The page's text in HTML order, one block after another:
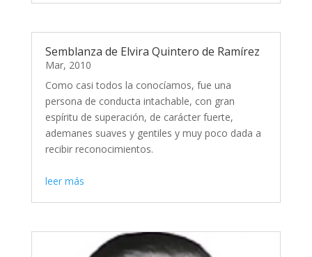
Semblanza de Elvira Quintero de Ramírez
Mar, 2010
Como casi todos la conocíamos, fue una
persona de conducta intachable, con gran
espíritu de superación, de carácter fuerte,
ademanes suaves y gentiles y muy poco dada a
recibir reconocimientos.
leer más